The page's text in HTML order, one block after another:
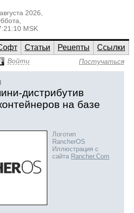
2026,
MSK
Статьи Рецепты
Ссылки
Войти Постучаться
дистрибутив
на базе
Логотип
RancherOS
Иллюстрация с
сайта Rancher.Com